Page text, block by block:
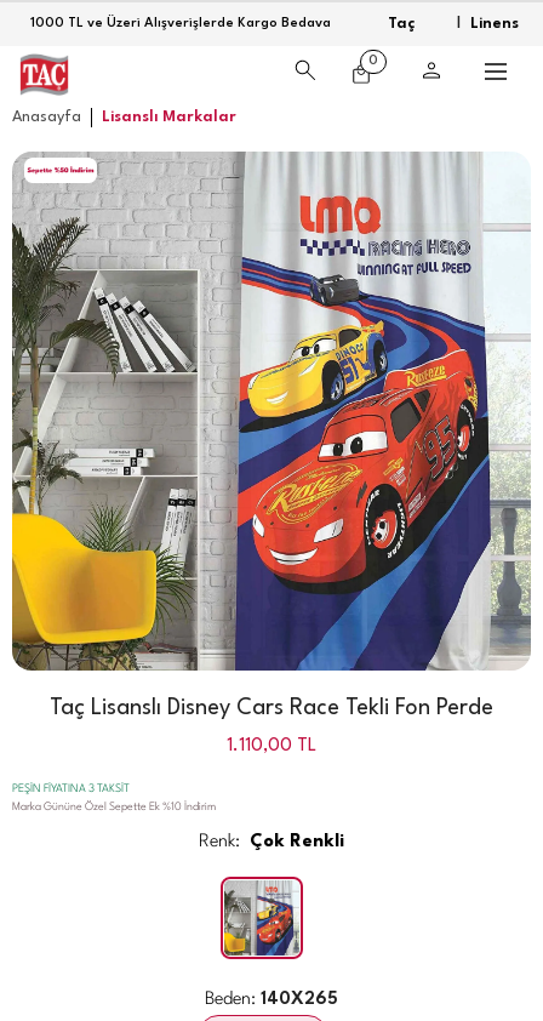
1000 TL ve Üzeri Alışverişlerde Kargo Bedava Taç Linens
0
Anasayfa Lisanslı Markalar
Taç Lisanslı Disney Cars Race Tekli Fon Perde
1.110,00 TL
PEŞİN FİYATINA 3 TAKSİT
Marka Gününe Özel Sepette Ek %10 İndirim
Renk: Çok Renkli
Beden: 140X265